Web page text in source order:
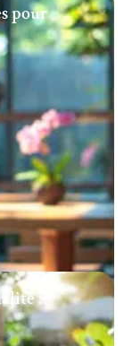
pour
: